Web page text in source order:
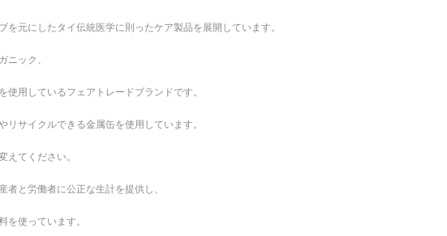
を元にしたタイ伝統医学に則ったケア製品を展開しています。
ック、
使用しているフェアトレードブランドです。
サイクルできる金属缶を使用しています。
えてください。
と労働者に公正な生計を提供し、
を使っています。